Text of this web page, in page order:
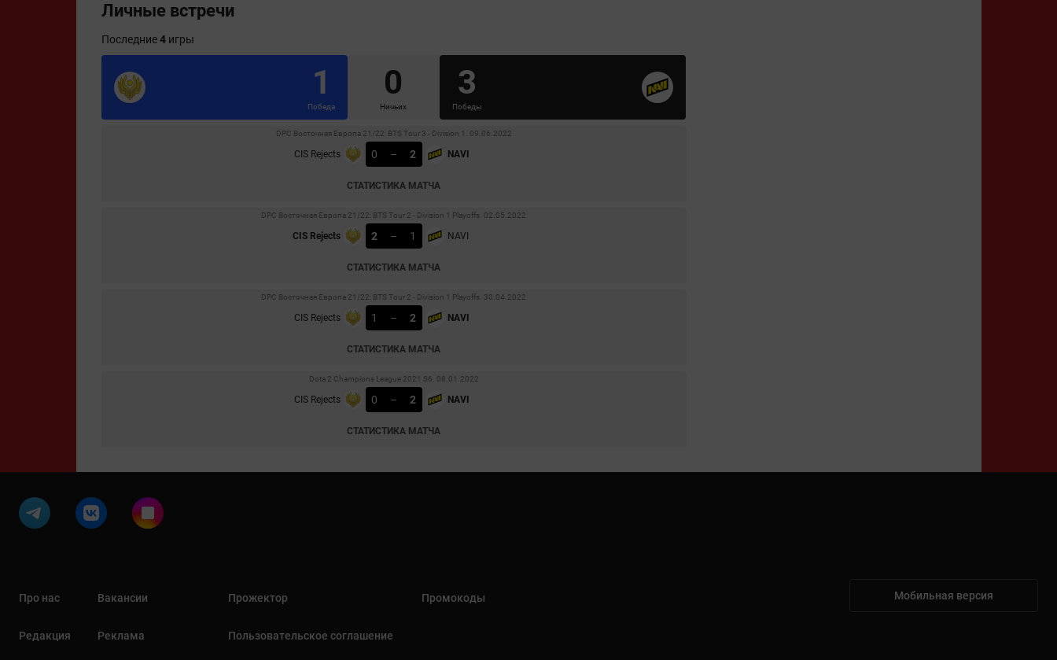
Личные встречи
Последние4игры
1
Победа
0
Ничьих
3
Победы
DPC Восточная Европа 21/22: BTS Tour 3 - Division 1. 09.06.2022
CIS Rejects 0 – 2 NAVI
СТАТИСТИКА МАТЧА
DPC Восточная Европа 21/22: BTS Tour 2 - Division 1 Playoffs. 02.05.2022
CIS Rejects 2 – 1 NAVI
СТАТИСТИКА МАТЧА
DPC Восточная Европа 21/22: BTS Tour 2 - Division 1 Playoffs. 30.04.2022
CIS Rejects 1 – 2 NAVI
СТАТИСТИКА МАТЧА
Dota 2 Champions League 2021 S6. 08.01.2022
CIS Rejects 0 – 2 NAVI
СТАТИСТИКА МАТЧА
Про нас
Редакция
Вакансии
Реклама
Прожектор
Пользовательское соглашение
Промокоды Мобильная версия